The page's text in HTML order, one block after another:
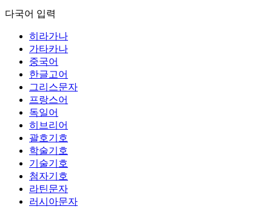
다국어 입력
히라가나
가타카나
중국어
한글고어
그리스문자
프랑스어
독일어
히브리어
괄호기호
학술기호
기술기호
첨자기호
라틴문자
러시아문자